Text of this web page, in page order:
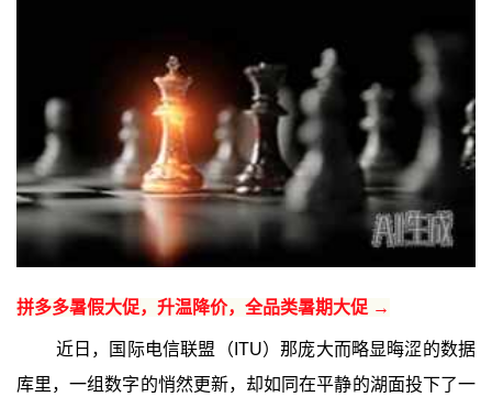
拼多多暑假大促，升温降价，全品类暑期大促 →
近日，国际电信联盟（ITU）那庞大而略显晦涩的数据
库里，一组数字的悄然更新，却如同在平静的湖面投下了一